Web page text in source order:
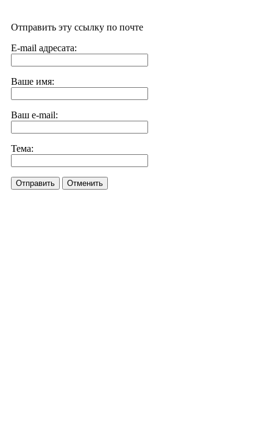
Отправить эту ссылку по почте
E-mail адресата:
Ваше имя:
Ваш e-mail:
Тема:
Отправить Отменить